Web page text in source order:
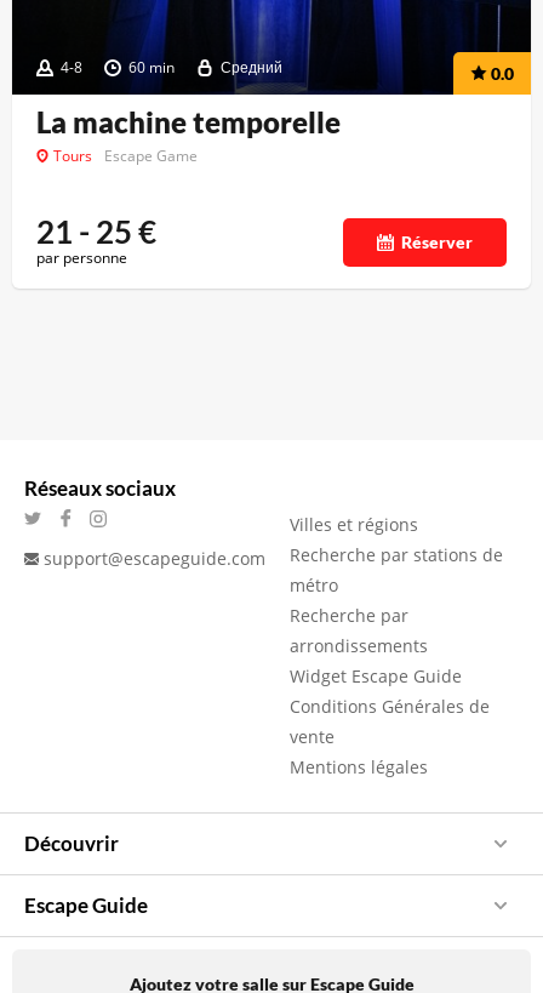
4-8 60 min Средний 0.0
La machine temporelle
Tours Escape Game
21 - 25€
par personne
Réserver
Réseaux sociaux
support@escapeguide.com
Villes et régions
Recherche par stations de
métro
Recherche par
arrondissements
Widget Escape Guide
Conditions Générales de
vente
Mentions légales
Découvrir
Escape Guide
Ajoutez votre salle sur Escape Guide